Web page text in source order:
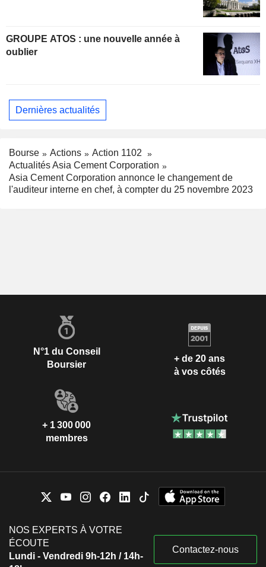
GROUPE ATOS : une nouvelle année à
oublier
Dernières actualités
Bourse Actions
Action 1102
Actualités Asia Cement Corporation
Asia Cement Corporation annonce le changement de
l'auditeur interne en chef, à compter du 25 novembre 2023
N°1 du Conseil
Boursier
+ de 20 ans
à vos côtés
+ 1 300 000
membres
NOS EXPERTS À VOTRE
ÉCOUTE
Lundi - Vendredi 9h-12h / 14h-
Contactez-nous